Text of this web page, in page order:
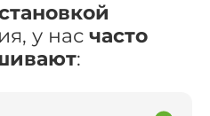
у нас часто
: